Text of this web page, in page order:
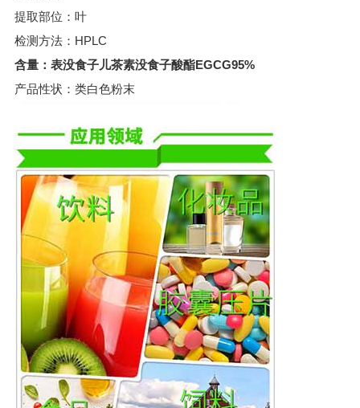
提取部位：叶
检测方法：HPLC
含量：表没食子儿茶素没食子酸酯EGCG95%
产品性状：类白色粉末